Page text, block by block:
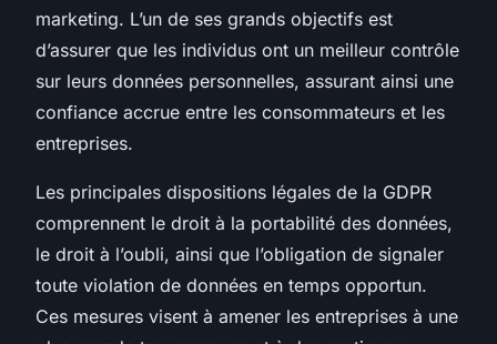
marketing. L’un de ses grands objectifs est
d’assurer que les individus ont un meilleur contrôle
sur leurs données personnelles, assurant ainsi une
confiance accrue entre les consommateurs et les
entreprises.
Les principales dispositions légales de la GDPR
comprennent le droit à la portabilité des données,
le droit à l’oubli, ainsi que l’obligation de signaler
toute violation de données en temps opportun.
Ces mesures visent à amener les entreprises à une